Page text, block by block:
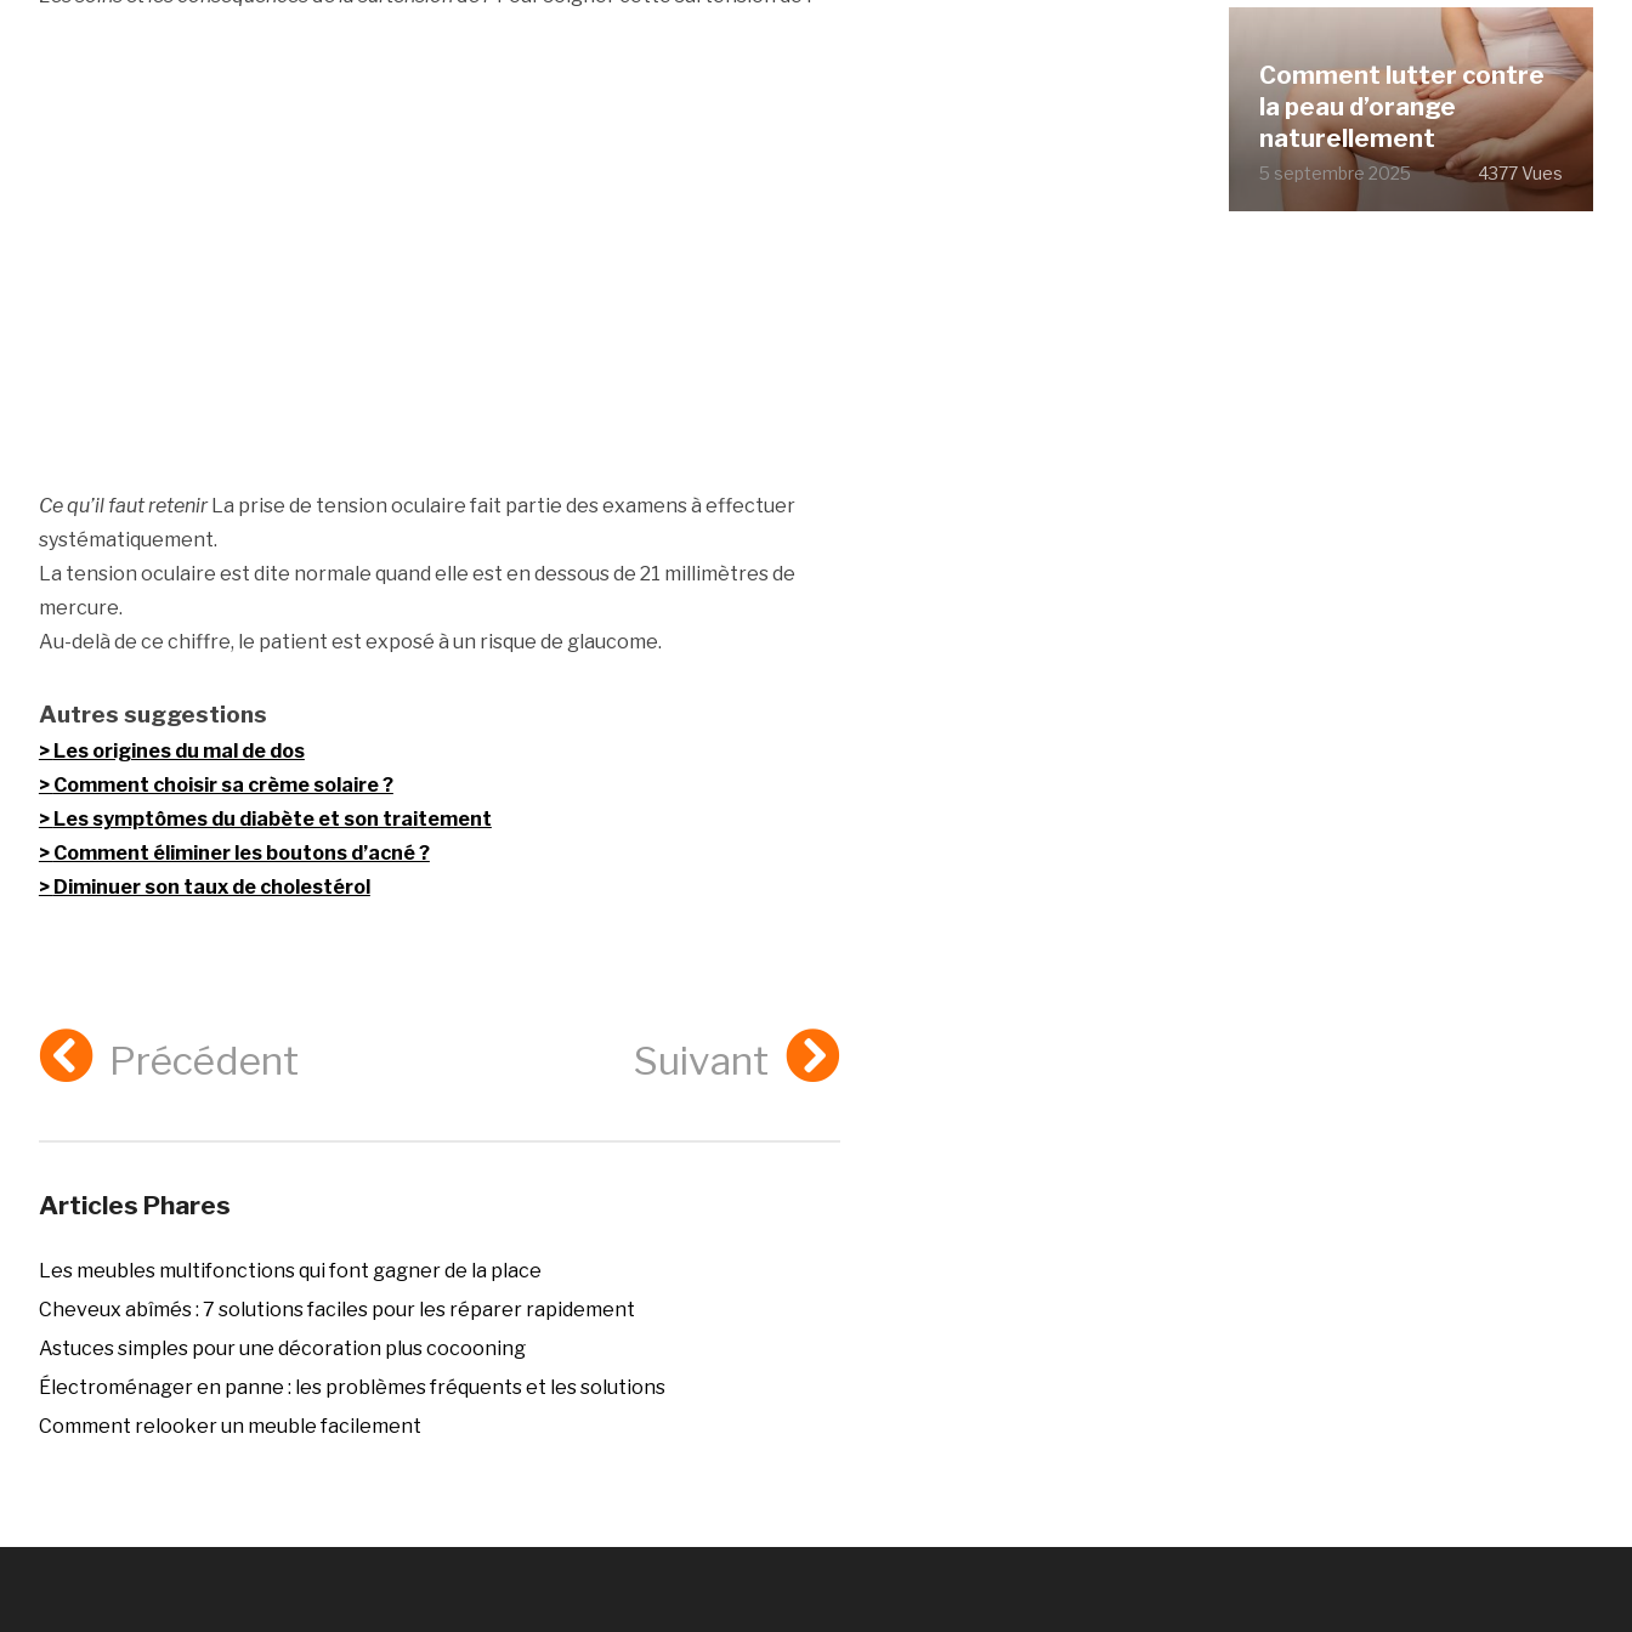
Ce qu’il faut retenirLa prise de tension oculaire fait partie des examens à effectuer
systématiquement.
La tension oculaire est dite normale quand elle est en dessous de 21 millimètres de
mercure.
Au-delà de ce chiffre, le patient est exposé à un risque de glaucome.
Autres suggestions
Les origines du mal de dos
Comment choisir sa crème solaire ?
Les symptômes du diabète et son traitement
Comment éliminer les boutons d’acné ?
Diminuer son taux de cholestérol
Précédent Suivant
Articles Phares
Les meubles multifonctions qui font gagner de la place
Cheveux abîmés : 7 solutions faciles pour les réparer rapidement
Astuces simples pour une décoration plus cocooning
Électroménager en panne : les problèmes fréquents et les solutions
Comment relooker un meuble facilement
Comment lutter contre
la peau d’orange
naturellement
5 septembre 2025 4377 Vues